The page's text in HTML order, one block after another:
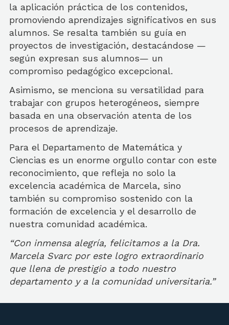
la aplicación práctica de los contenidos,
promoviendo aprendizajes significativos en sus
alumnos. Se resalta también su guía en
proyectos de investigación, destacándose —
según expresan sus alumnos— un
compromiso pedagógico excepcional.
Asimismo, se menciona su versatilidad para
trabajar con grupos heterogéneos, siempre
basada en una observación atenta de los
procesos de aprendizaje.
Para el Departamento de Matemática y
Ciencias es un enorme orgullo contar con este
reconocimiento, que refleja no solo la
excelencia académica de Marcela, sino
también su compromiso sostenido con la
formación de excelencia y el desarrollo de
nuestra comunidad académica.
“Con inmensa alegría, felicitamos a la Dra.
Marcela Svarc por este logro extraordinario
que llena de prestigio a todo nuestro
departamento y a la comunidad universitaria.”